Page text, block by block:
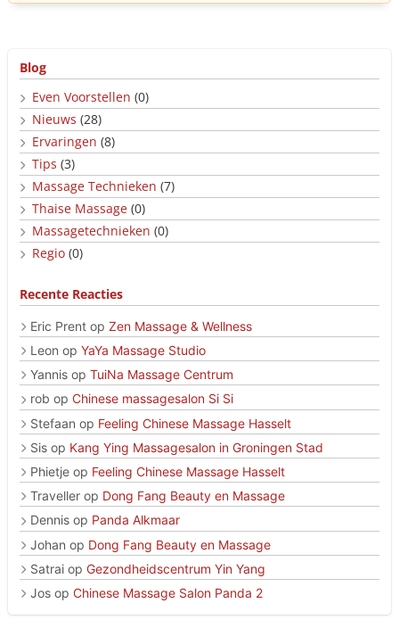
Blog
Even Voorstellen (0)
Nieuws (28)
Ervaringen (8)
Tips (3)
Massage Technieken (7)
Thaise Massage (0)
Massagetechnieken (0)
Regio (0)
Recente Reacties
Eric Prent op Zen Massage & Wellness
Leon op YaYa Massage Studio
Yannis op TuiNa Massage Centrum
rob op Chinese massagesalon Si Si
Stefaan op Feeling Chinese Massage Hasselt
Sis op Kang Ying Massagesalon in Groningen Stad
Phietje op Feeling Chinese Massage Hasselt
Traveller op Dong Fang Beauty en Massage
Dennis op Panda Alkmaar
Johan op Dong Fang Beauty en Massage
Satrai op Gezondheidscentrum Yin Yang
Jos op Chinese Massage Salon Panda 2